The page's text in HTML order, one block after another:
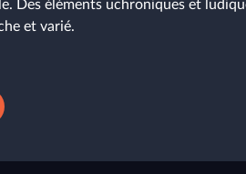
Des éléments uchroniques et
et varié.